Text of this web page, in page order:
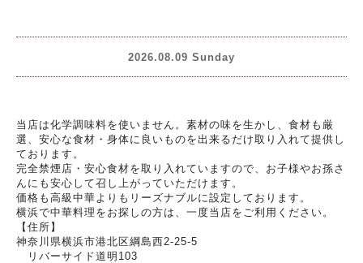
2026.08.09 Sunday
当店は化学調味料を使いません。素材の味を生かし、食材も厳
選、安心な食材・身体に良いものを出来るだけ取り入れて提供し
ております。
完全禁煙店・安心食材を取り入れていますので、お子様やお孫さ
んにも安心して召し上がっていただけます。
価格も高級中華よりもリーズナブルに設定しております。
横浜で中華料理をお探しの方は、一度当店をご利用ください。
【住所】
神奈川県横浜市港北区綱島西2-25-5
リバーサイド道明103